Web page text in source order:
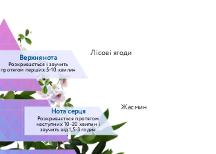
Верхня нота
Розкривається і звучить
протягом перших 5-10 хвилин
Лісові ягоди
Нота серця
Розкривається протягом
наступних 10-20 хвилин і
звучить від 1,5-3 годин
Жасмин